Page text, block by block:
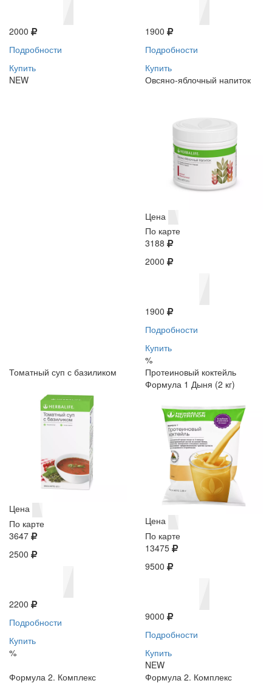
2000
Подробности
Купить
NEW
1900
Подробности
Купить
Овсяно-яблочный напиток
Цена
По карте
3188
2000
1900
Подробности
Купить
%
Томатный суп с базиликом
Цена
По карте
3647
2500
2200
Подробности
Купить
%
Протеиновый коктейль
Формула 1 Дыня (2 кг)
Цена
По карте
13475
9500
9000
Подробности
Купить
NEW
Формула 2. Комплекс
Формула 2. Комплекс